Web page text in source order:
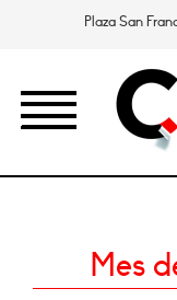
Plaza San
Mes